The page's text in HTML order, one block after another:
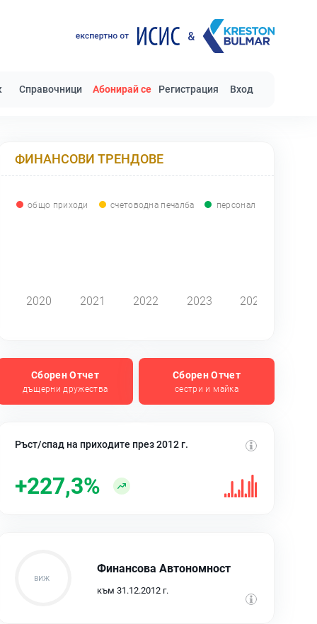
Справочници Абонирай се Регистрация Вход
ФИНАНСОВИ ТРЕНДОВЕ
общо приходи счетоводна печалба персонал
2020 2021 2022 2023 2024
Сборен Отчет
дъщерни дружества
Сборен Отчет
сестри и майка
Ръст/спад на приходите през 2012 г.
+227,3%
Финансова Автономност
към 31.12.2012 г.